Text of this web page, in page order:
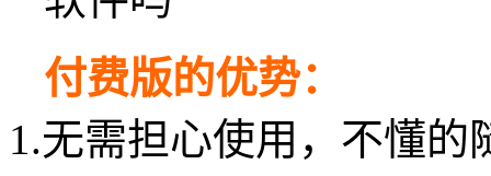
付费版的优势：
1.无需担心使用，不懂